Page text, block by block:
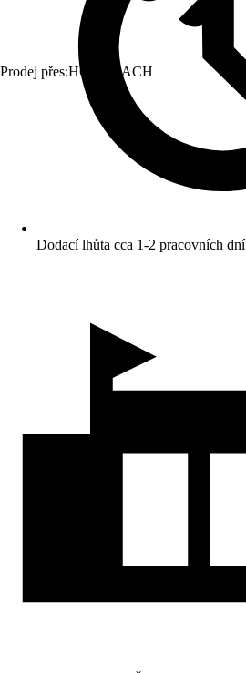
Prodej přes:HORNBACH
Dodací lhůta cca 1-2 pracovních dní